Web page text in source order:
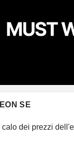
SE
dei prezzi